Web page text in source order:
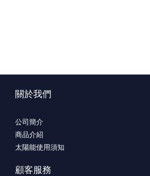
關於我們
公司簡介
商品介紹
太陽能使用須知
顧客服務